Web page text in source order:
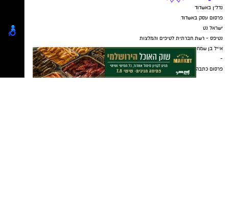
קצרה ומטלטלת:
״איכה״, איך עיר גדולה ומפוארת הפכה ל״יושבת
בדד״? איך עם הגיע לחורבן?
המסורת היהודית זיהתה את אחת הסיבות
המרכזיות לחורבן הבית השני: שנאת חינם.
לא רק אויב חיצוני. לא רק כוח צבאי. אלא קרע